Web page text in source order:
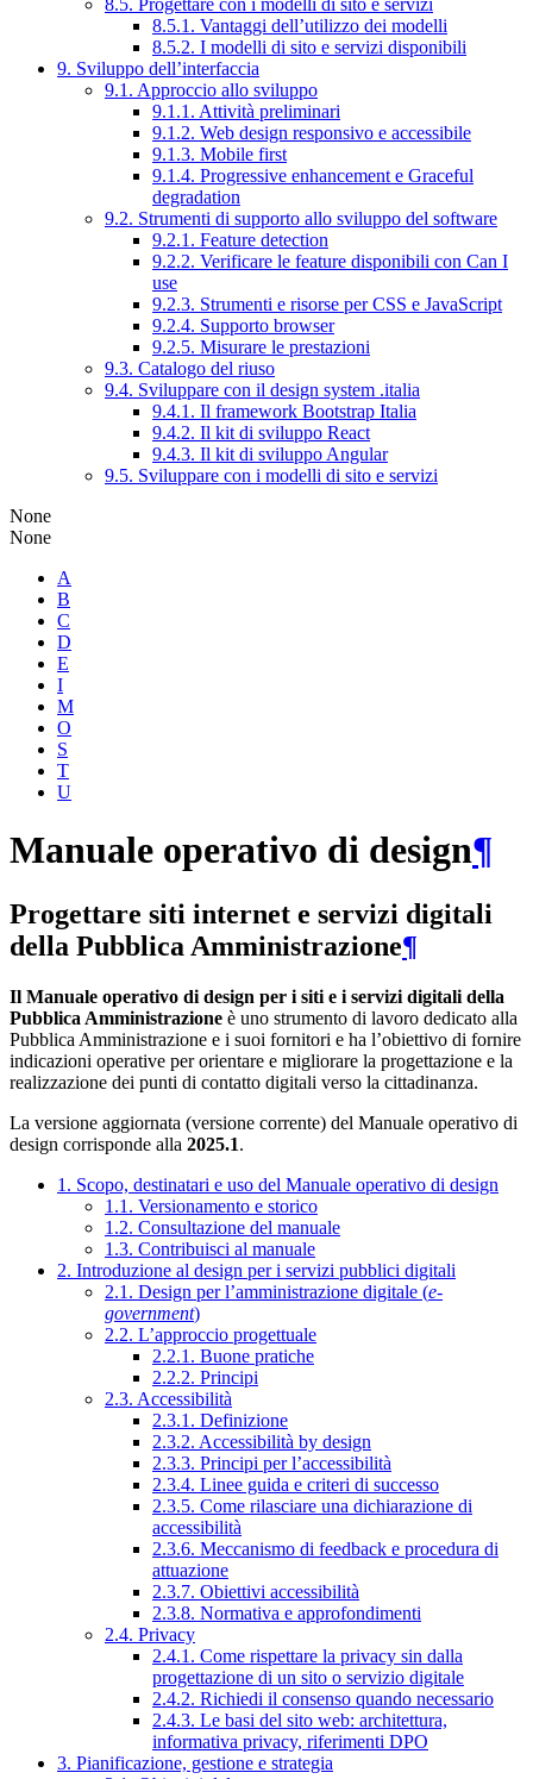
8.5. Progettare con i modelli di sito e servizi
8.5.1. Vantaggi dell’utilizzo dei modelli
8.5.2. I modelli di sito e servizi disponibili
9. Sviluppo dell’interfaccia
9.1. Approccio allo sviluppo
9.1.1. Attività preliminari
9.1.2. Web design responsivo e accessibile
9.1.3. Mobile first
9.1.4. Progressive enhancement e Graceful
degradation
9.2. Strumenti di supporto allo sviluppo del software
9.2.1. Feature detection
9.2.2. Verificare le feature disponibili con Can I
use
9.2.3. Strumenti e risorse per CSS e JavaScript
9.2.4. Supporto browser
9.2.5. Misurare le prestazioni
9.3. Catalogo del riuso
9.4. Sviluppare con il design system .italia
9.4.1. Il framework Bootstrap Italia
9.4.2. Il kit di sviluppo React
9.4.3. Il kit di sviluppo Angular
9.5. Sviluppare con i modelli di sito e servizi
None
None
A
B
C
D
E
I
M
O
S
T
U
Manuale operativo di design¶
Progettare siti internet e servizi digitali
della Pubblica Amministrazione¶
Il Manuale operativo di design per i siti e i servizi digitali della
Pubblica Amministrazione è uno strumento di lavoro dedicato alla
Pubblica Amministrazione e i suoi fornitori e ha l’obiettivo di fornire
indicazioni operative per orientare e migliorare la progettazione e la
realizzazione dei punti di contatto digitali verso la cittadinanza.
La versione aggiornata (versione corrente) del Manuale operativo di
design corrisponde alla 2025.1.
1. Scopo, destinatari e uso del Manuale operativo di design
1.1. Versionamento e storico
1.2. Consultazione del manuale
1.3. Contribuisci al manuale
2. Introduzione al design per i servizi pubblici digitali
2.1. Design per l’amministrazione digitale (e-
government)
2.2. L’approccio progettuale
2.2.1. Buone pratiche
2.2.2. Principi
2.3. Accessibilità
2.3.1. Definizione
2.3.2. Accessibilità by design
2.3.3. Principi per l’accessibilità
2.3.4. Linee guida e criteri di successo
2.3.5. Come rilasciare una dichiarazione di
accessibilità
2.3.6. Meccanismo di feedback e procedura di
attuazione
2.3.7. Obiettivi accessibilità
2.3.8. Normativa e approfondimenti
2.4. Privacy
2.4.1. Come rispettare la privacy sin dalla
progettazione di un sito o servizio digitale
2.4.2. Richiedi il consenso quando necessario
2.4.3. Le basi del sito web: architettura,
informativa privacy, riferimenti DPO
3. Pianificazione, gestione e strategia